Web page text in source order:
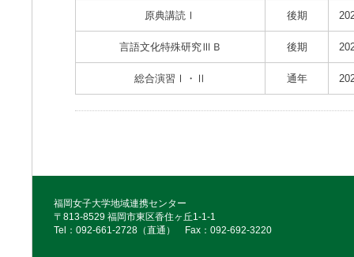
原典講読Ⅰ 後期
言語文化特殊研究ⅢＢ 後期
総合演習Ⅰ・Ⅱ 通年
福岡女子大学地域連携センター
〒813-8529 福岡市東区香住ヶ丘1-1-1
Tel：092‐661‐2728（直通） Fax：092‐692‐3220